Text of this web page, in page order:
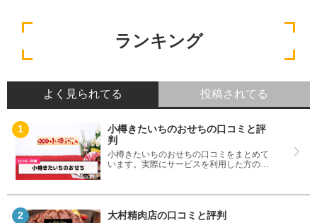
ランキング
よく見られてる 投稿されてる
小樽きたいちのおせちの口コミと評
判
小樽きたいちのおせちの口コミをまとめて
います。実際にサービスを利用した方の評
う参考にしてください。
大村精肉店の口コミと評判